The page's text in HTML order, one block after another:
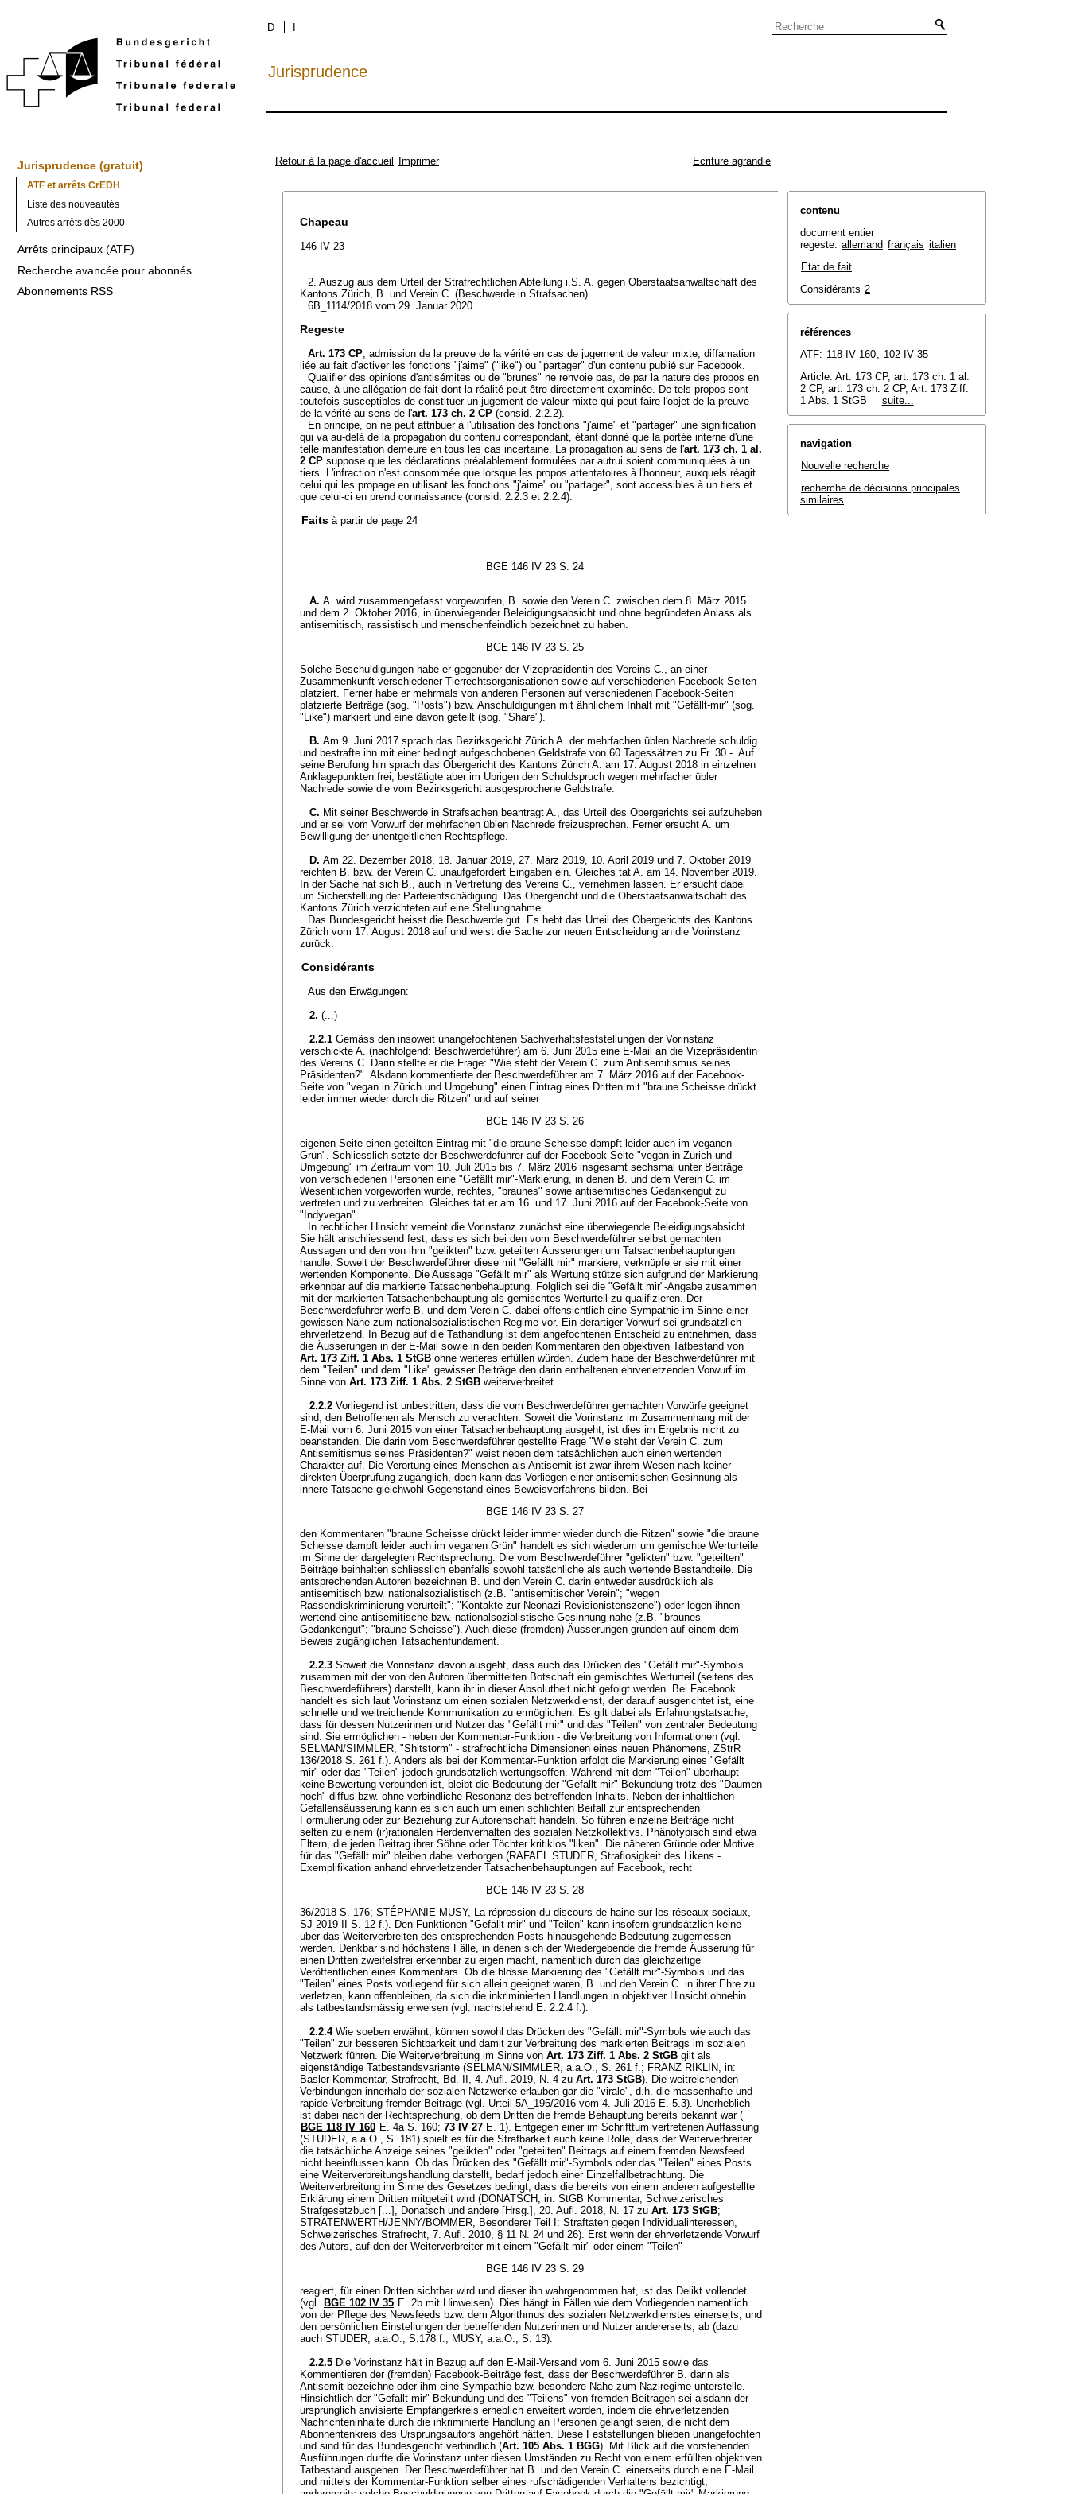
D
Jurisprudence
Jurisprudence (gratuit)
ATF et arrêts CrEDH
Liste des nouveautés
Autres arrêts dès 2000
Arrêts principaux (ATF)
Recherche avancée pour abonnés
Abonnements RSS
Retour à la page d'accueil Imprimer Ecriture agrandie
Chapeau
146 IV 23
2. Auszug aus dem Urteil der Strafrechtlichen Abteilung i.S. A. gegen Oberstaatsanwaltschaft des
Kantons Zürich, B. und Verein C. (Beschwerde in Strafsachen)
6B_1114/2018 vom 29. Januar 2020
Regeste
Art. 173 CP; admission de la preuve de la vérité en cas de jugement de valeur mixte; diffamation
liée au fait d'activer les fonctions "j'aime" ("like") ou "partager" d'un contenu publié sur Facebook.
Qualifier des opinions d'antisémites ou de "brunes" ne renvoie pas, de par la nature des propos en
cause, à une allégation de fait dont la réalité peut être directement examinée. De tels propos sont
toutefois susceptibles de constituer un jugement de valeur mixte qui peut faire l'objet de la preuve
de la vérité au sens de l'art. 173 ch. 2 CP (consid. 2.2.2).
En principe, on ne peut attribuer à l'utilisation des fonctions "j'aime" et "partager" une signification
qui va au-delà de la propagation du contenu correspondant, étant donné que la portée interne d'une
telle manifestation demeure en tous les cas incertaine. La propagation au sens de l'art. 173 ch. 1 al.
2 CP suppose que les déclarations préalablement formulées par autrui soient communiquées à un
tiers. L'infraction n'est consommée que lorsque les propos attentatoires à l'honneur, auxquels réagit
celui qui les propage en utilisant les fonctions "j'aime" ou "partager", sont accessibles à un tiers et
que celui-ci en prend connaissance (consid. 2.2.3 et 2.2.4).
Faits à partir de page 24
BGE 146 IV 23 S. 24
A. A. wird zusammengefasst vorgeworfen, B. sowie den Verein C. zwischen dem 8. März 2015
und dem 2. Oktober 2016, in überwiegender Beleidigungsabsicht und ohne begründeten Anlass als
antisemitisch, rassistisch und menschenfeindlich bezeichnet zu haben.
BGE 146 IV 23 S. 25
Solche Beschuldigungen habe er gegenüber der Vizepräsidentin des Vereins C., an einer
Zusammenkunft verschiedener Tierrechtsorganisationen sowie auf verschiedenen Facebook-Seiten
platziert. Ferner habe er mehrmals von anderen Personen auf verschiedenen Facebook-Seiten
platzierte Beiträge (sog. "Posts") bzw. Anschuldigungen mit ähnlichem Inhalt mit "Gefällt-mir" (sog.
"Like") markiert und eine davon geteilt (sog. "Share").
B. Am 9. Juni 2017 sprach das Bezirksgericht Zürich A. der mehrfachen üblen Nachrede schuldig
und bestrafte ihn mit einer bedingt aufgeschobenen Geldstrafe von 60 Tagessätzen zu Fr. 30.-. Auf
seine Berufung hin sprach das Obergericht des Kantons Zürich A. am 17. August 2018 in einzelnen
Anklagepunkten frei, bestätigte aber im Übrigen den Schuldspruch wegen mehrfacher übler
Nachrede sowie die vom Bezirksgericht ausgesprochene Geldstrafe.
C. Mit seiner Beschwerde in Strafsachen beantragt A., das Urteil des Obergerichts sei aufzuheben
und er sei vom Vorwurf der mehrfachen üblen Nachrede freizusprechen. Ferner ersucht A. um
Bewilligung der unentgeltlichen Rechtspflege.
D. Am 22. Dezember 2018, 18. Januar 2019, 27. März 2019, 10. April 2019 und 7. Oktober 2019
reichten B. bzw. der Verein C. unaufgefordert Eingaben ein. Gleiches tat A. am 14. November 2019.
In der Sache hat sich B., auch in Vertretung des Vereins C., vernehmen lassen. Er ersucht dabei
um Sicherstellung der Parteientschädigung. Das Obergericht und die Oberstaatsanwaltschaft des
Kantons Zürich verzichteten auf eine Stellungnahme.
Das Bundesgericht heisst die Beschwerde gut. Es hebt das Urteil des Obergerichts des Kantons
Zürich vom 17. August 2018 auf und weist die Sache zur neuen Entscheidung an die Vorinstanz
zurück.
Considérants
Aus den Erwägungen:
2. (...)
2.2.1 Gemäss den insoweit unangefochtenen Sachverhaltsfeststellungen der Vorinstanz
verschickte A. (nachfolgend: Beschwerdeführer) am 6. Juni 2015 eine E-Mail an die Vizepräsidentin
des Vereins C. Darin stellte er die Frage: "Wie steht der Verein C. zum Antisemitismus seines
Präsidenten?". Alsdann kommentierte der Beschwerdeführer am 7. März 2016 auf der Facebook-
Seite von "vegan in Zürich und Umgebung" einen Eintrag eines Dritten mit "braune Scheisse drückt
leider immer wieder durch die Ritzen" und auf seiner
BGE 146 IV 23 S. 26
eigenen Seite einen geteilten Eintrag mit "die braune Scheisse dampft leider auch im veganen
Grün". Schliesslich setzte der Beschwerdeführer auf der Facebook-Seite "vegan in Zürich und
Umgebung" im Zeitraum vom 10. Juli 2015 bis 7. März 2016 insgesamt sechsmal unter Beiträge
von verschiedenen Personen eine "Gefällt mir"-Markierung, in denen B. und dem Verein C. im
Wesentlichen vorgeworfen wurde, rechtes, "braunes" sowie antisemitisches Gedankengut zu
vertreten und zu verbreiten. Gleiches tat er am 16. und 17. Juni 2016 auf der Facebook-Seite von
"Indyvegan".
In rechtlicher Hinsicht verneint die Vorinstanz zunächst eine überwiegende Beleidigungsabsicht.
Sie hält anschliessend fest, dass es sich bei den vom Beschwerdeführer selbst gemachten
Aussagen und den von ihm "gelikten" bzw. geteilten Äusserungen um Tatsachenbehauptungen
handle. Soweit der Beschwerdeführer diese mit "Gefällt mir" markiere, verknüpfe er sie mit einer
wertenden Komponente. Die Aussage "Gefällt mir" als Wertung stütze sich aufgrund der Markierung
erkennbar auf die markierte Tatsachenbehauptung. Folglich sei die "Gefällt mir"-Angabe zusammen
mit der markierten Tatsachenbehauptung als gemischtes Werturteil zu qualifizieren. Der
Beschwerdeführer werfe B. und dem Verein C. dabei offensichtlich eine Sympathie im Sinne einer
gewissen Nähe zum nationalsozialistischen Regime vor. Ein derartiger Vorwurf sei grundsätzlich
ehrverletzend. In Bezug auf die Tathandlung ist dem angefochtenen Entscheid zu entnehmen, dass
die Äusserungen in der E-Mail sowie in den beiden Kommentaren den objektiven Tatbestand von
Art. 173 Ziff. 1 Abs. 1 StGB ohne weiteres erfüllen würden. Zudem habe der Beschwerdeführer mit
dem "Teilen" und dem "Like" gewisser Beiträge den darin enthaltenen ehrverletzenden Vorwurf im
Sinne von Art. 173 Ziff. 1 Abs. 2 StGB weiterverbreitet.
2.2.2 Vorliegend ist unbestritten, dass die vom Beschwerdeführer gemachten Vorwürfe geeignet
sind, den Betroffenen als Mensch zu verachten. Soweit die Vorinstanz im Zusammenhang mit der
E-Mail vom 6. Juni 2015 von einer Tatsachenbehauptung ausgeht, ist dies im Ergebnis nicht zu
beanstanden. Die darin vom Beschwerdeführer gestellte Frage "Wie steht der Verein C. zum
Antisemitismus seines Präsidenten?" weist neben dem tatsächlichen auch einen wertenden
Charakter auf. Die Verortung eines Menschen als Antisemit ist zwar ihrem Wesen nach keiner
direkten Überprüfung zugänglich, doch kann das Vorliegen einer antisemitischen Gesinnung als
innere Tatsache gleichwohl Gegenstand eines Beweisverfahrens bilden. Bei
BGE 146 IV 23 S. 27
den Kommentaren "braune Scheisse drückt leider immer wieder durch die Ritzen" sowie "die braune
Scheisse dampft leider auch im veganen Grün" handelt es sich wiederum um gemischte Werturteile
im Sinne der dargelegten Rechtsprechung. Die vom Beschwerdeführer "gelikten" bzw. "geteilten"
Beiträge beinhalten schliesslich ebenfalls sowohl tatsächliche als auch wertende Bestandteile. Die
entsprechenden Autoren bezeichnen B. und den Verein C. darin entweder ausdrücklich als
antisemitisch bzw. nationalsozialistisch (z.B. "antisemitischer Verein"; "wegen
Rassendiskriminierung verurteilt"; "Kontakte zur Neonazi-Revisionistenszene") oder legen ihnen
wertend eine antisemitische bzw. nationalsozialistische Gesinnung nahe (z.B. "braunes
Gedankengut"; "braune Scheisse"). Auch diese (fremden) Äusserungen gründen auf einem dem
Beweis zugänglichen Tatsachenfundament.
2.2.3 Soweit die Vorinstanz davon ausgeht, dass auch das Drücken des "Gefällt mir"-Symbols
zusammen mit der von den Autoren übermittelten Botschaft ein gemischtes Werturteil (seitens des
Beschwerdeführers) darstellt, kann ihr in dieser Absolutheit nicht gefolgt werden. Bei Facebook
handelt es sich laut Vorinstanz um einen sozialen Netzwerkdienst, der darauf ausgerichtet ist, eine
schnelle und weitreichende Kommunikation zu ermöglichen. Es gilt dabei als Erfahrungstatsache,
dass für dessen Nutzerinnen und Nutzer das "Gefällt mir" und das "Teilen" von zentraler Bedeutung
sind. Sie ermöglichen - neben der Kommentar-Funktion - die Verbreitung von Informationen (vgl.
SELMAN/SIMMLER, "Shitstorm" - strafrechtliche Dimensionen eines neuen Phänomens, ZStrR
136/2018 S. 261 f.). Anders als bei der Kommentar-Funktion erfolgt die Markierung eines "Gefällt
mir" oder das "Teilen" jedoch grundsätzlich wertungsoffen. Während mit dem "Teilen" überhaupt
keine Bewertung verbunden ist, bleibt die Bedeutung der "Gefällt mir"-Bekundung trotz des "Daumen
hoch" diffus bzw. ohne verbindliche Resonanz des betreffenden Inhalts. Neben der inhaltlichen
Gefallensäusserung kann es sich auch um einen schlichten Beifall zur entsprechenden
Formulierung oder zur Beziehung zur Autorenschaft handeln. So führen einzelne Beiträge nicht
selten zu einem (ir)rationalen Herdenverhalten des sozialen Netzkollektivs. Phänotypisch sind etwa
Eltern, die jeden Beitrag ihrer Söhne oder Töchter kritiklos "liken". Die näheren Gründe oder Motive
für das "Gefällt mir" bleiben dabei verborgen (RAFAEL STUDER, Straflosigkeit des Likens -
Exemplifikation anhand ehrverletzender Tatsachenbehauptungen auf Facebook, recht
BGE 146 IV 23 S. 28
36/2018 S. 176; STÉPHANIE MUSY, La répression du discours de haine sur les réseaux sociaux,
SJ 2019 II S. 12 f.). Den Funktionen "Gefällt mir" und "Teilen" kann insofern grundsätzlich keine
über das Weiterverbreiten des entsprechenden Posts hinausgehende Bedeutung zugemessen
werden. Denkbar sind höchstens Fälle, in denen sich der Wiedergebende die fremde Äusserung für
einen Dritten zweifelsfrei erkennbar zu eigen macht, namentlich durch das gleichzeitige
Veröffentlichen eines Kommentars. Ob die blosse Markierung des "Gefällt mir"-Symbols und das
"Teilen" eines Posts vorliegend für sich allein geeignet waren, B. und den Verein C. in ihrer Ehre zu
verletzen, kann offenbleiben, da sich die inkriminierten Handlungen in objektiver Hinsicht ohnehin
als tatbestandsmässig erweisen (vgl. nachstehend E. 2.2.4 f.).
2.2.4 Wie soeben erwähnt, können sowohl das Drücken des "Gefällt mir"-Symbols wie auch das
"Teilen" zur besseren Sichtbarkeit und damit zur Verbreitung des markierten Beitrags im sozialen
Netzwerk führen. Die Weiterverbreitung im Sinne von Art. 173 Ziff. 1 Abs. 2 StGB gilt als
eigenständige Tatbestandsvariante (SELMAN/SIMMLER, a.a.O., S. 261 f.; FRANZ RIKLIN, in:
Basler Kommentar, Strafrecht, Bd. II, 4. Aufl. 2019, N. 4 zu Art. 173 StGB). Die weitreichenden
Verbindungen innerhalb der sozialen Netzwerke erlauben gar die "virale", d.h. die massenhafte und
rapide Verbreitung fremder Beiträge (vgl. Urteil 5A_195/2016 vom 4. Juli 2016 E. 5.3). Unerheblich
ist dabei nach der Rechtsprechung, ob dem Dritten die fremde Behauptung bereits bekannt war (
BGE 118 IV 160 E. 4a S. 160; 73 IV 27 E. 1). Entgegen einer im Schrifttum vertretenen Auffassung
(STUDER, a.a.O., S. 181) spielt es für die Strafbarkeit auch keine Rolle, dass der Weiterverbreiter
die tatsächliche Anzeige seines "gelikten" oder "geteilten" Beitrags auf einem fremden Newsfeed
nicht beeinflussen kann. Ob das Drücken des "Gefällt mir"-Symbols oder das "Teilen" eines Posts
eine Weiterverbreitungshandlung darstellt, bedarf jedoch einer Einzelfallbetrachtung. Die
Weiterverbreitung im Sinne des Gesetzes bedingt, dass die bereits von einem anderen aufgestellte
Erklärung einem Dritten mitgeteilt wird (DONATSCH, in: StGB Kommentar, Schweizerisches
Strafgesetzbuch [...], Donatsch und andere [Hrsg.], 20. Aufl. 2018, N. 17 zu Art. 173 StGB;
STRATENWERTH/JENNY/BOMMER, Besonderer Teil I: Straftaten gegen Individualinteressen,
Schweizerisches Strafrecht, 7. Aufl. 2010, § 11 N. 24 und 26). Erst wenn der ehrverletzende Vorwurf
des Autors, auf den der Weiterverbreiter mit einem "Gefällt mir" oder einem "Teilen"
BGE 146 IV 23 S. 29
reagiert, für einen Dritten sichtbar wird und dieser ihn wahrgenommen hat, ist das Delikt vollendet
(vgl. BGE 102 IV 35 E. 2b mit Hinweisen). Dies hängt in Fällen wie dem Vorliegenden namentlich
von der Pflege des Newsfeeds bzw. dem Algorithmus des sozialen Netzwerkdienstes einerseits, und
den persönlichen Einstellungen der betreffenden Nutzerinnen und Nutzer andererseits, ab (dazu
auch STUDER, a.a.O., S.178 f.; MUSY, a.a.O., S. 13).
2.2.5 Die Vorinstanz hält in Bezug auf den E-Mail-Versand vom 6. Juni 2015 sowie das
Kommentieren der (fremden) Facebook-Beiträge fest, dass der Beschwerdeführer B. darin als
Antisemit bezeichne oder ihm eine Sympathie bzw. besondere Nähe zum Naziregime unterstelle.
Hinsichtlich der "Gefällt mir"-Bekundung und des "Teilens" von fremden Beiträgen sei alsdann der
ursprünglich anvisierte Empfängerkreis erheblich erweitert worden, indem die ehrverletzenden
Nachrichteninhalte durch die inkriminierte Handlung an Personen gelangt seien, die nicht dem
Abonnentenkreis des Ursprungsautors angehört hätten. Diese Feststellungen blieben unangefochten
und sind für das Bundesgericht verbindlich (Art. 105 Abs. 1 BGG). Mit Blick auf die vorstehenden
Ausführungen durfte die Vorinstanz unter diesen Umständen zu Recht von einem erfüllten objektiven
Tatbestand ausgehen. Der Beschwerdeführer hat B. und den Verein C. einerseits durch eine E-Mail
und mittels der Kommentar-Funktion selber eines rufschädigenden Verhaltens bezichtigt,
contenu
document entier
regeste: allemand français italien
Etat de fait
Considérants 2
références
ATF: 118 IV 160, 102 IV 35
Article: Art. 173 CP, art. 173 ch. 1 al.
2 CP, art. 173 ch. 2 CP, Art. 173 Ziff.
1 Abs. 1 StGB
suite...
navigation
Nouvelle recherche
recherche de décisions principales
similaires